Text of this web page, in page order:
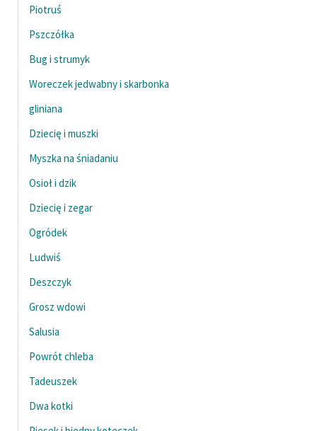
Piotruś
Pszczółka
Bug i strumyk
Woreczek jedwabny i skarbonka
gliniana
Dziecię i muszki
Myszka na śniadaniu
Osioł i dzik
Dziecię i zegar
Ogródek
Ludwiś
Deszczyk
Grosz wdowi
Salusia
Powrót chleba
Tadeuszek
Dwa kotki